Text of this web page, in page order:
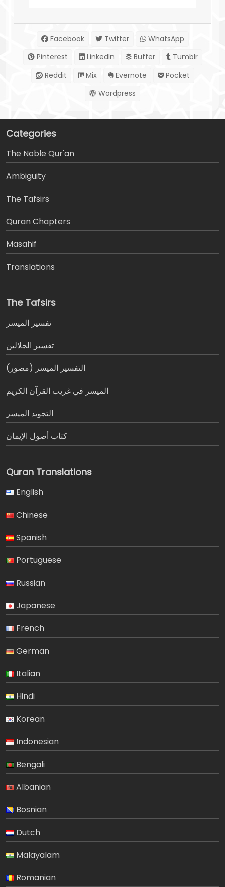
Facebook Twitter
WhatsApp
Pinterest
LinkedIn Buffer
Tumblr
Reddit
Mix Evernote
Pocket
Wordpress
Categories
The Noble Qur'an
Ambiguity
The Tafsirs
َQuran Chapters
Masahif
Translations
The Tafsirs
تفسير المیسر
تفسير الجلالين
التفسير الميسر (مصور)
الميسر في غريب القرآن الكريم
التجويد الميسر
كتاب أصول الإيمان
Quran Translations
English
Chinese
Spanish
Portuguese
Russian
Japanese
French
German
Italian
Hindi
Korean
Indonesian
Bengali
Albanian
Bosnian
Dutch
Malayalam
Romanian